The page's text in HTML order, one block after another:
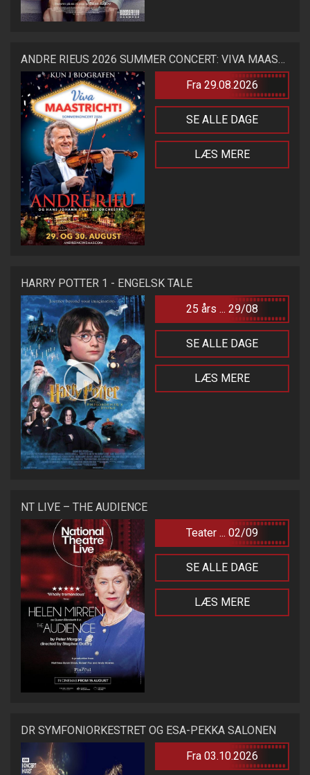
ANDRE RIEUS 2026 SUMMER CONCERT: VIVA MAASTRICHT!
Fra 29.08.2026
SE ALLE DAGE
LÆS MERE
HARRY POTTER 1 - ENGELSK TALE
25 års ... 29/08
SE ALLE DAGE
LÆS MERE
NT LIVE – THE AUDIENCE
Teater ... 02/09
SE ALLE DAGE
LÆS MERE
DR SYMFONIORKESTRET OG ESA-PEKKA SALONEN
Fra 03.10.2026